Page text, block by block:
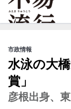
市政情報
水泳の大
賞」
彦根出身、